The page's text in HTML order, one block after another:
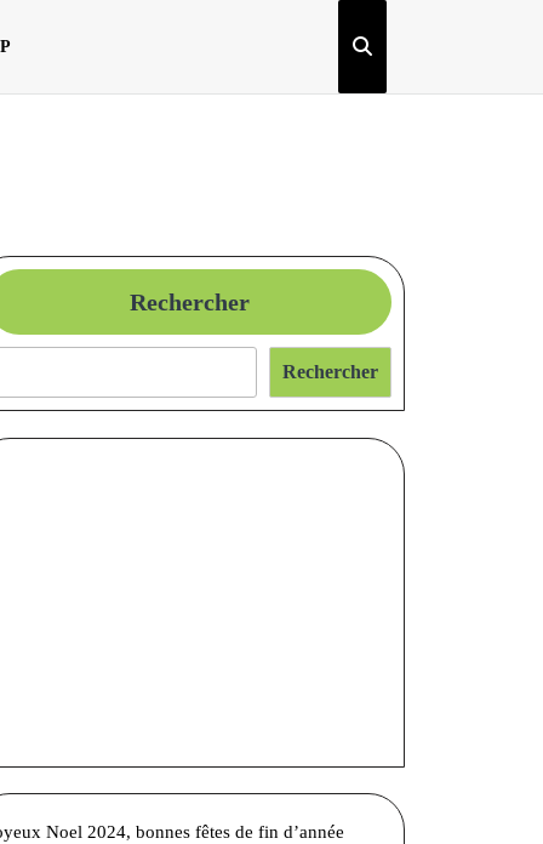
Rechercher
Rechercher
Noel 2024, bonnes fêtes de fin d’année